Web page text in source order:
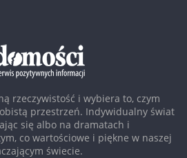
rzeczywistość i wybiera to, czym
przestrzeń. Indywidualny świat
się albo na dramatach i
co wartościowe i piękne w naszej
świecie.